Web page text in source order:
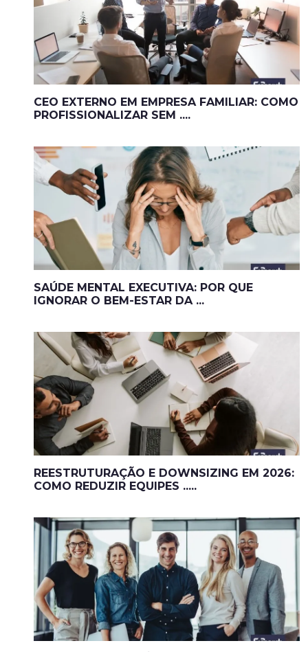
CEO EXTERNO EM EMPRESA FAMILIAR: COMO
PROFISSIONALIZAR SEM ....
SAÚDE MENTAL EXECUTIVA: POR QUE
IGNORAR O BEM-ESTAR DA ...
REESTRUTURAÇÃO E DOWNSIZING EM 2026:
COMO REDUZIR EQUIPES .....